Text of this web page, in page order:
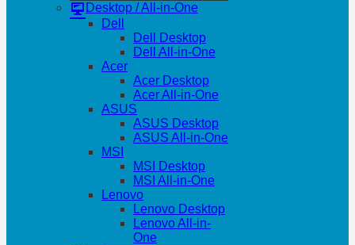
Desktop / All-in-One
Dell
Dell Desktop
Dell All-in-One
Acer
Acer Desktop
Acer All-in-One
ASUS
ASUS Desktop
ASUS All-in-One
MSI
MSI Desktop
MSI All-in-One
Lenovo
Lenovo Desktop
Lenovo All-in-
One